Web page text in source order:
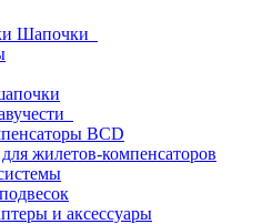
Шапочки
BCD
жилетов-компенсаторов
и аксессуары